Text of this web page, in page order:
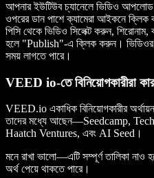
আপনার ইউটিউব চ্যানেলে ভিডিও
ওপরের ডান পাশে ক্যামেরা আইকনে
পিসি থেকে ভিডিও সিলেক্ট করুন,
হলে "Publish"-এ ক্লিক করুন। ভিডিওর
সময় লাগতে পারে।
VEED io-তে বিনিয়োগকারীরা
VEED.io একাধিক বিনিয়োগকারীর
তাদের মধ্যে আছেন—Seedcamp,
Haatch Ventures, এবং AI Seed।
মনে রাখা ভালো—এটি সম্পূর্ণ তালিকা
অর্থ পেয়ে থাকতে পারে।